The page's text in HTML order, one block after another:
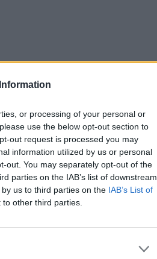
or processing of your personal or
use the below opt-out section to
out request is processed you may
information utilized by us or personal
out. You may separately opt-out of the
parties on the IAB’s list of downstream
us to third parties on the IAB’s List of
other third parties.